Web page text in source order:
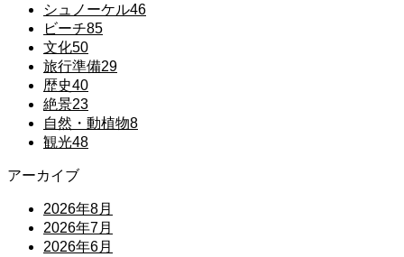
シュノーケル46
ビーチ85
文化50
旅行準備29
歴史40
絶景23
自然・動植物8
観光48
アーカイブ
2026年8月
2026年7月
2026年6月